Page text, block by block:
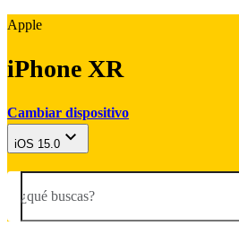
Apple
iPhone XR
Cambiar dispositivo
iOS 15.0
¿qué buscas?